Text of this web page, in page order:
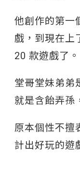
他創作的第一
戲，到現在上
20 款遊戲了。
堂哥堂妹弟弟
就是含飴弄孫
原本個性不擅
計出好玩的遊